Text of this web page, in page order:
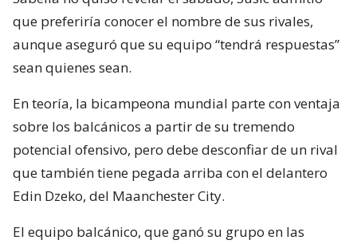
que preferiría conocer el nombre de sus rivales,
aunque aseguró que su equipo “tendrá respuestas”
sean quienes sean.
En teoría, la bicampeona mundial parte con ventaja
sobre los balcánicos a partir de su tremendo
potencial ofensivo, pero debe desconfiar de un rival
que también tiene pegada arriba con el delantero
Edin Dzeko, del Maanchester City.
El equipo balcánico, que ganó su grupo en las